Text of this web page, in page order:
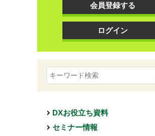
会員登録する
ログイン
DXお役立ち資料
セミナー情報